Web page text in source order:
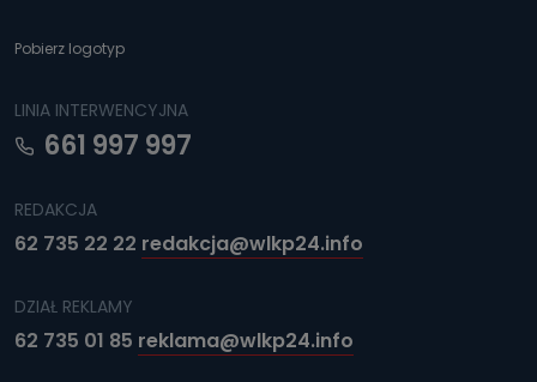
Pobierz logotyp
LINIA INTERWENCYJNA
661 997 997
REDAKCJA
62 735 22 22 redakcja@wlkp24.info
DZIAŁ REKLAMY
62 735 01 85 reklama@wlkp24.info